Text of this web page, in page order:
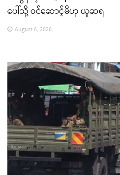
ပေါ်သို့ ဝင်ဆောင့်မိဟု ယူဆရ
August 6, 2026